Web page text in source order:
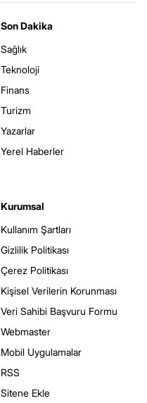
Son Dakika
Sağlık
Teknoloji
Finans
Turizm
Yazarlar
Yerel Haberler
Kurumsal
Kullanım Şartları
Gizlilik Politikası
Çerez Politikası
Kişisel Verilerin Korunması
Veri Sahibi Başvuru Formu
Webmaster
Mobil Uygulamalar
RSS
Sitene Ekle